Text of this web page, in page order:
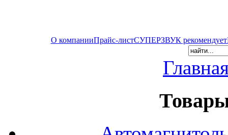
О компанииПрайс-листСУПЕРЗВУК рекомендует